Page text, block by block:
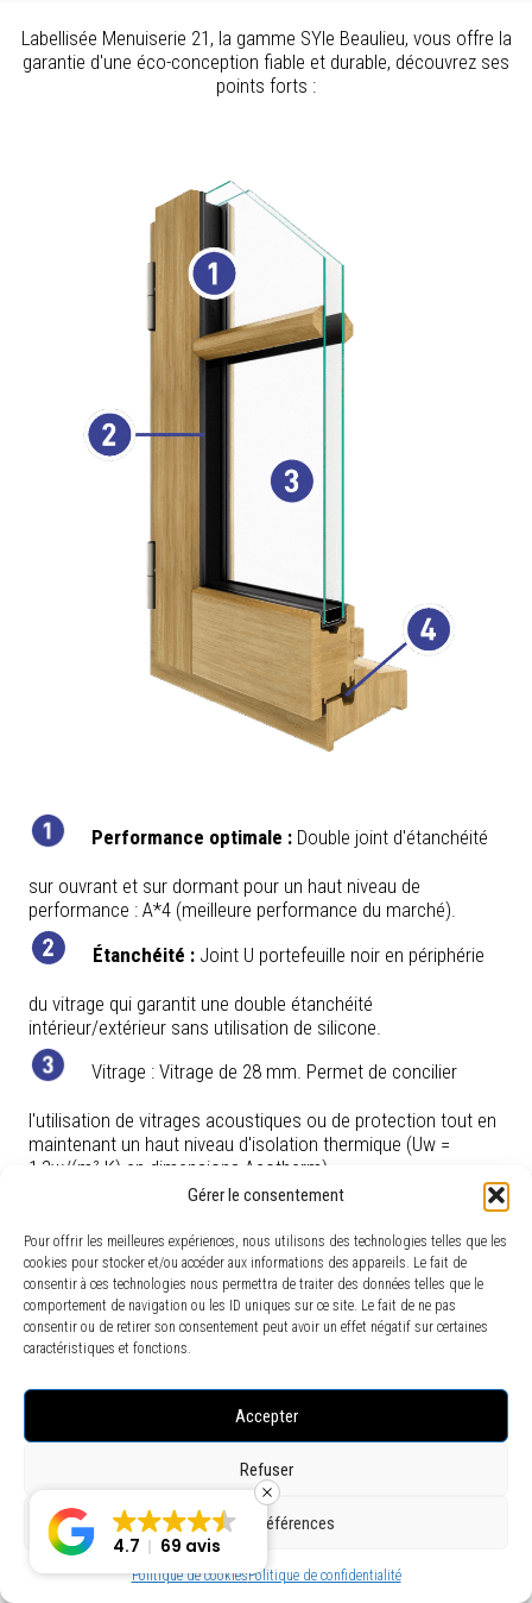
Gérer le consentement
Pour offrir les meilleures expériences, nous utilisons des technologies telles que les
cookies pour stocker et/ou accéder aux informations des appareils. Le fait de
consentir à ces technologies nous permettra de traiter des données telles que le
comportement de navigation ou les ID uniques sur ce site. Le fait de ne pas
consentir ou de retirer son consentement peut avoir un effet négatif sur certaines
caractéristiques et fonctions.
Accepter
Refuser
Voir les préférences
Politique de cookiesPolitique de confidentialité
Labellisée Menuiserie 21, la gamme SYle Beaulieu, vous offre la
garantie d'une éco-conception fiable et durable, découvrez ses
points forts :
Performance optimale : Double joint d'étanchéité
sur ouvrant et sur dormant pour un haut niveau de
performance : A*4 (meilleure performance du marché).
Étanchéité : Joint U portefeuille noir en périphérie
du vitrage qui garantit une double étanchéité
intérieur/extérieur sans utilisation de silicone.
Vitrage : Vitrage de 28 mm. Permet de concilier
l'utilisation de vitrages acoustiques ou de protection tout en
maintenant un haut niveau d'isolation thermique (Uw =
1,3w/(m².K) en dimensions Acotherm).
Vitrage structurel solidaire du noyau composite : qui
assure la stabilité de l'ouvrant et pérennise le
fonctionnement des organes de fermeture.
LES PERFORMANCES
Uw jusqu'à 1,3
4.7 69 avis